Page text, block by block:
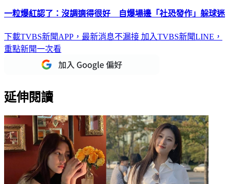
一粒爆紅認了：沒調適得很好 自爆場邊「社恐發作」躲球迷
下載TVBS新聞APP，最新消息不漏接 加入TVBS新聞LINE，
重點新聞一次看
延伸閱讀